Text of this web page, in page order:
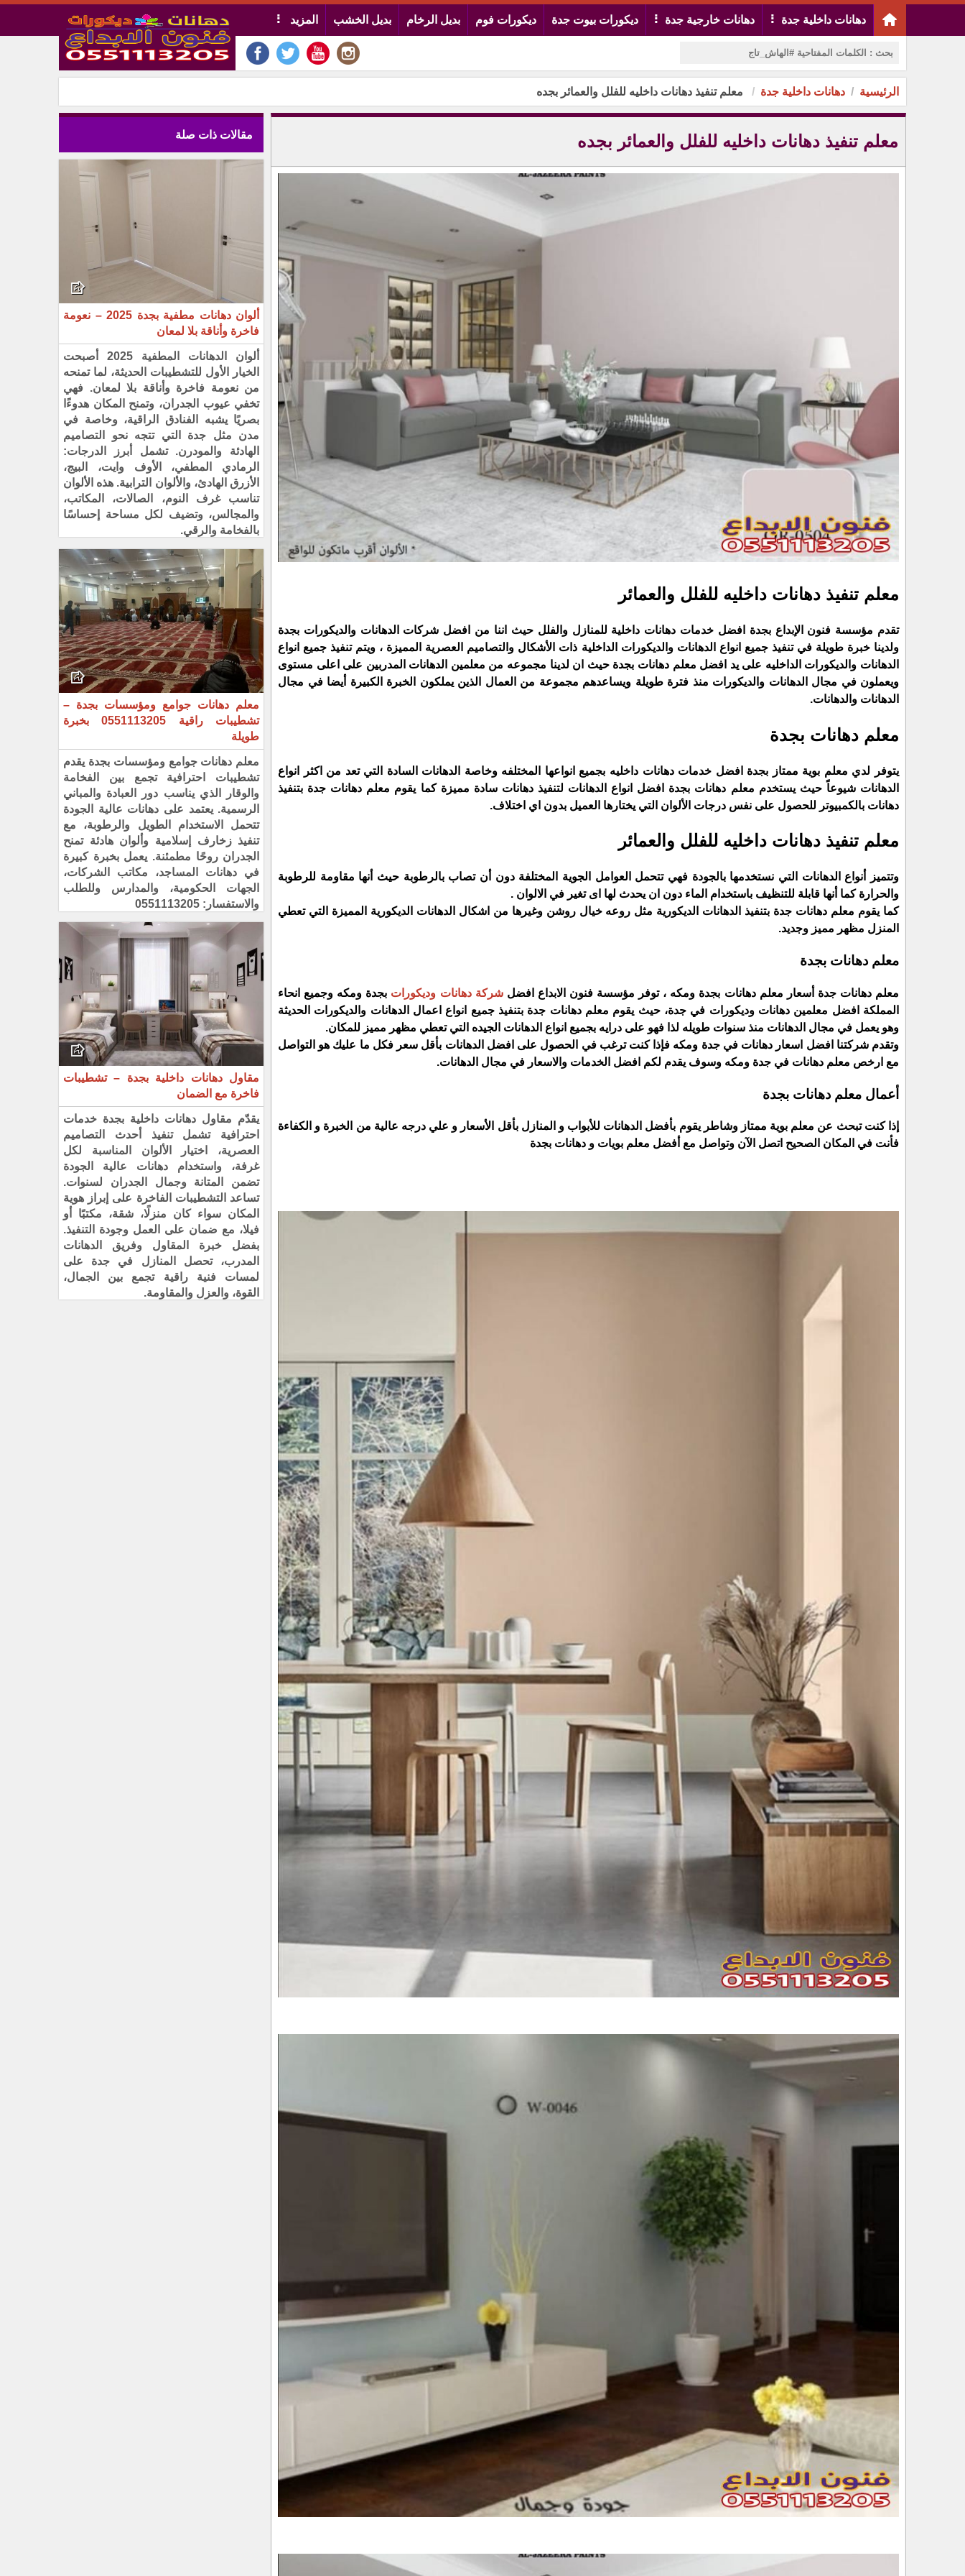
دهانات داخلية جدة دهانات خارجية جدة ديكورات بيوت جدة ديكورات فوم بديل الرخام بديل الخشب المزيد
الرئيسية دهانات داخلية جدة معلم تنفيذ دهانات داخليه للفلل والعمائر بجده
معلم تنفيذ دهانات داخليه للفلل والعمائر بجده
معلم تنفيذ دهانات داخليه للفلل والعمائر
تقدم مؤسسة فنون الإبداع بجدة افضل خدمات دهانات داخلية للمنازل والفلل حيث اننا من افضل شركات الدهانات والديكورات بجدة
ولدينا خبرة طويلة في تنفيذ جميع انواع الدهانات والديكورات الداخلية ذات الأشكال والتصاميم العصرية المميزة ، ويتم تنفيذ جميع انواع
الدهانات والديكورات الداخليه على يد افضل معلم دهانات بجدة حيث ان لدينا مجموعه من معلمين الدهانات المدربين على اعلى مستوى
ويعملون في مجال الدهانات والديكورات منذ فترة طويلة ويساعدهم مجموعة من العمال الذين يملكون الخبرة الكبيرة أيضا في مجال
الدهانات والدهانات.
معلم دهانات بجدة
يتوفر لدي معلم بوية ممتاز بجدة افضل خدمات دهانات داخليه بجميع انواعها المختلفه وخاصة الدهانات السادة التي تعد من اكثر انواع
الدهانات شيوعاً حيث يستخدم معلم دهانات بجدة افضل انواع الدهانات لتنفيذ دهانات سادة مميزة كما يقوم معلم دهانات جدة بتنفيذ
دهانات بالكمبيوتر للحصول على نفس درجات الألوان التي يختارها العميل بدون اي اختلاف.
معلم تنفيذ دهانات داخليه للفلل والعمائر
وتتميز أنواع الدهانات التي نستخدمها بالجودة فهي تتحمل العوامل الجوية المختلفة دون أن تصاب بالرطوبة حيث أنها مقاومة للرطوبة
والحرارة كما أنها قابلة للتنظيف باستخدام الماء دون ان يحدث لها اى تغير في الالوان .
كما يقوم معلم دهانات جدة بتنفيذ الدهانات الديكورية مثل روعه خيال روشن وغيرها من اشكال الدهانات الديكورية المميزة التي تعطي
المنزل مظهر مميز وجديد.
معلم دهانات بجدة
معلم دهانات جدة أسعار معلم دهانات بجدة ومكه ، توفر مؤسسة فنون الابداع افضل شركة دهانات وديكورات بجدة ومكه وجميع انحاء
المملكة افضل معلمين دهانات وديكورات في جدة، حيث يقوم معلم دهانات جدة بتنفيذ جميع انواع اعمال الدهانات والديكورات الحديثة
وهو يعمل في مجال الدهانات منذ سنوات طويله لذا فهو على درايه بجميع انواع الدهانات الجيده التي تعطي مظهر مميز للمكان.
وتقدم شركتنا افضل اسعار دهانات في جدة ومكه فإذا كنت ترغب في الحصول على افضل الدهانات بأقل سعر فكل ما عليك هو التواصل
مع ارخص معلم دهانات في جدة ومكه وسوف يقدم لكم افضل الخدمات والاسعار في مجال الدهانات.
أعمال معلم دهانات بجدة
إذا كنت تبحث عن معلم بوية ممتاز وشاطر يقوم بأفضل الدهانات للأبواب و المنازل بأقل الأسعار و علي درجه عالية من الخبرة و الكفاءة
فأنت في المكان الصحيح اتصل الآن وتواصل مع أفضل معلم بويات و دهانات بجدة
مقالات ذات صلة
ألوان دهانات مطفية بجدة 2025 – نعومة
فاخرة وأناقة بلا لمعان
ألوان الدهانات المطفية 2025 أصبحت
الخيار الأول للتشطيبات الحديثة، لما تمنحه
من نعومة فاخرة وأناقة بلا لمعان. فهي
تخفي عيوب الجدران، وتمنح المكان هدوءًا
بصريًا يشبه الفنادق الراقية، وخاصة في
مدن مثل جدة التي تتجه نحو التصاميم
الهادئة والمودرن. تشمل أبرز الدرجات:
الرمادي المطفي، الأوف وايت، البيج،
الأزرق الهادئ، والألوان الترابية. هذه الألوان
تناسب غرف النوم، الصالات، المكاتب،
والمجالس، وتضيف لكل مساحة إحساسًا
بالفخامة والرقي.
معلم دهانات جوامع ومؤسسات بجدة –
تشطيبات راقية 0551113205 بخبرة
طويلة
معلم دهانات جوامع ومؤسسات بجدة يقدم
تشطيبات احترافية تجمع بين الفخامة
والوقار الذي يناسب دور العبادة والمباني
الرسمية. يعتمد على دهانات عالية الجودة
تتحمل الاستخدام الطويل والرطوبة، مع
تنفيذ زخارف إسلامية وألوان هادئة تمنح
الجدران روحًا مطمئنة. يعمل بخبرة كبيرة
في دهانات المساجد، مكاتب الشركات،
الجهات الحكومية، والمدارس وللطلب
والاستفسار: 0551113205
مقاول دهانات داخلية بجدة – تشطيبات
فاخرة مع الضمان
يقدّم مقاول دهانات داخلية بجدة خدمات
احترافية تشمل تنفيذ أحدث التصاميم
العصرية، اختيار الألوان المناسبة لكل
غرفة، واستخدام دهانات عالية الجودة
تضمن المتانة وجمال الجدران لسنوات.
تساعد التشطيبات الفاخرة على إبراز هوية
المكان سواء كان منزلًا، شقة، مكتبًا أو
فيلا، مع ضمان على العمل وجودة التنفيذ.
بفضل خبرة المقاول وفريق الدهانات
المدرب، تحصل المنازل في جدة على
لمسات فنية راقية تجمع بين الجمال،
القوة، والعزل والمقاومة.